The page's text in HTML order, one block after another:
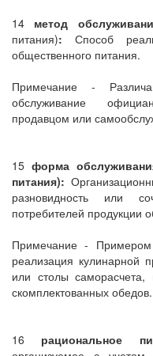
14 метод
питания): Способ
общественного питания.
Примечание -
обслуживание
продавцом или
15 форма
питания):
разновидность или
потребителей продукции
Примечание -
реализация кулинарной
или столы саморасчета,
скомплектованных обедов.
16 рациональное